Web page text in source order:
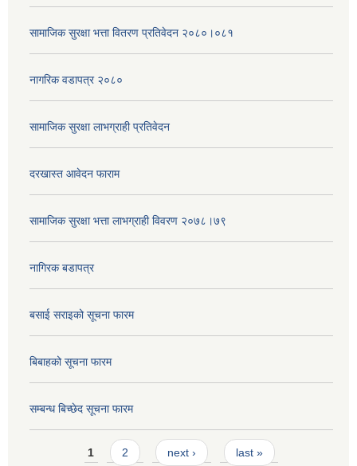
सामाजिक सुरक्षा भत्ता वितरण प्रतिवेदन २०८०।०८१
नागरिक वडापत्र २०८०
सामाजिक सुरक्षा लाभग्राही प्रतिवेदन
दरखास्त आवेदन फाराम
सामाजिक सुरक्षा भत्ता लाभग्राही विवरण २०७८।७९
नागिरक बडापत्र
बसाई सराइको सूचना फारम
बिबाहको सूचना फारम
सम्बन्ध बिच्छेद सूचना फारम
Pages1 2 next › last »